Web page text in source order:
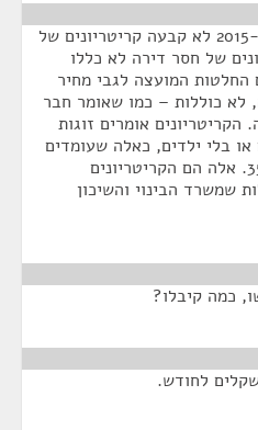
החלטת הממשלה מספר 203 מ-2015 לא קבעה קריטריונים של
של חסר דירה לא כללו
החלטות המועצה לגבי מחיר
לא כוללות – כמו שאומר חבר
אומרים זוגות
או בלי ילדים, כאלה שעומדים
להתחתן וגם רווקים מעל גיל 35. אלה הם הקריטריונים
שמשרד הבינוי והשיכון
כמה קיבלו?